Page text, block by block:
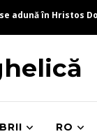
adună în Hristos
RO